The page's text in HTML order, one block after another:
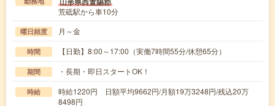
荒砥駅から車10分
曜日頻度 月～金
時間 【日勤】8:00～17:00（実働7時間55分/休憩65分）
期間 ・長期・即日スタートOK！
時給
時給1220円 日額平均9662円/月額19万3248円/残込20万
8498円